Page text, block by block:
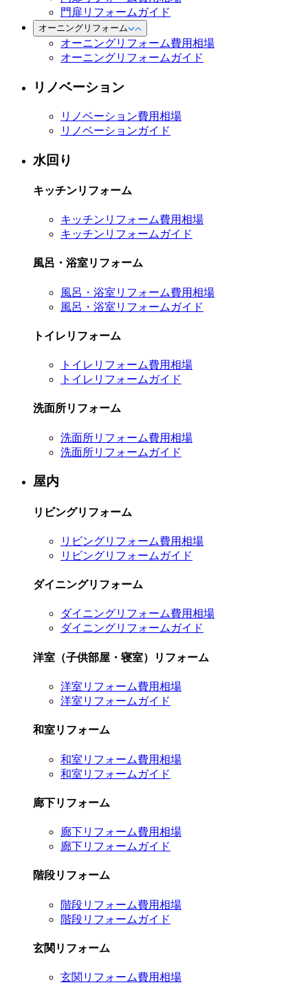
門扉リフォームガイド
オーニングリフォーム
オーニングリフォーム費用相場
オーニングリフォームガイド
リノベーション
リノベーション費用相場
リノベーションガイド
水回り
キッチンリフォーム
キッチンリフォーム費用相場
キッチンリフォームガイド
風呂・浴室リフォーム
風呂・浴室リフォーム費用相場
風呂・浴室リフォームガイド
トイレリフォーム
トイレリフォーム費用相場
トイレリフォームガイド
洗面所リフォーム
洗面所リフォーム費用相場
洗面所リフォームガイド
屋内
リビングリフォーム
リビングリフォーム費用相場
リビングリフォームガイド
ダイニングリフォーム
ダイニングリフォーム費用相場
ダイニングリフォームガイド
洋室（子供部屋・寝室）リフォーム
洋室リフォーム費用相場
洋室リフォームガイド
和室リフォーム
和室リフォーム費用相場
和室リフォームガイド
廊下リフォーム
廊下リフォーム費用相場
廊下リフォームガイド
階段リフォーム
階段リフォーム費用相場
階段リフォームガイド
玄関リフォーム
玄関リフォーム費用相場